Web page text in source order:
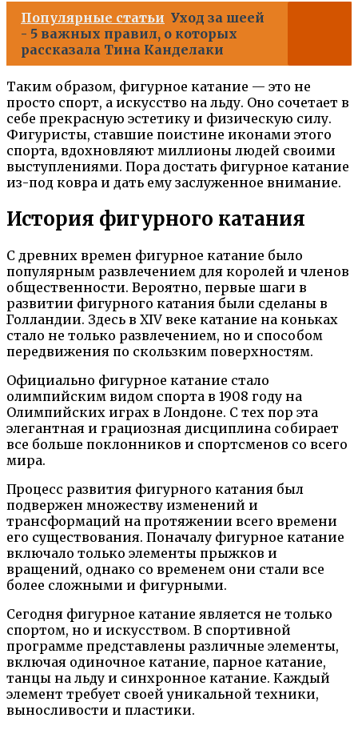
Популярные статьи Уход за шеей
- 5 важных правил, о которых
рассказала Тина Канделаки
Таким образом, фигурное катание — это не
просто спорт, а искусство на льду. Оно сочетает в
себе прекрасную эстетику и физическую силу.
Фигуристы, ставшие поистине иконами этого
спорта, вдохновляют миллионы людей своими
выступлениями. Пора достать фигурное катание
из-под ковра и дать ему заслуженное внимание.
История фигурного катания
С древних времен фигурное катание было
популярным развлечением для королей и членов
общественности. Вероятно, первые шаги в
развитии фигурного катания были сделаны в
Голландии. Здесь в XIV веке катание на коньках
стало не только развлечением, но и способом
передвижения по скользким поверхностям.
Официально фигурное катание стало
олимпийским видом спорта в 1908 году на
Олимпийских играх в Лондоне. С тех пор эта
элегантная и грациозная дисциплина собирает
все больше поклонников и спортсменов со всего
мира.
Процесс развития фигурного катания был
подвержен множеству изменений и
трансформаций на протяжении всего времени
его существования. Поначалу фигурное катание
включало только элементы прыжков и
вращений, однако со временем они стали все
более сложными и фигурными.
Сегодня фигурное катание является не только
спортом, но и искусством. В спортивной
программе представлены различные элементы,
включая одиночное катание, парное катание,
танцы на льду и синхронное катание. Каждый
элемент требует своей уникальной техники,
выносливости и пластики.